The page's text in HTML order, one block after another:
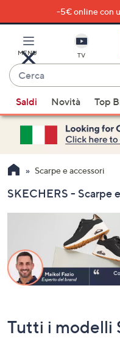
al
principale
-5€ online con
MENU TV
Cerca
sono
disponibili
suggerimenti,
usa
i
freccia
su
oppure
scorri
a
Saldi Novità Top
Scarpe e accessori
SKECHERS - Scarpe
Tutti i modelli